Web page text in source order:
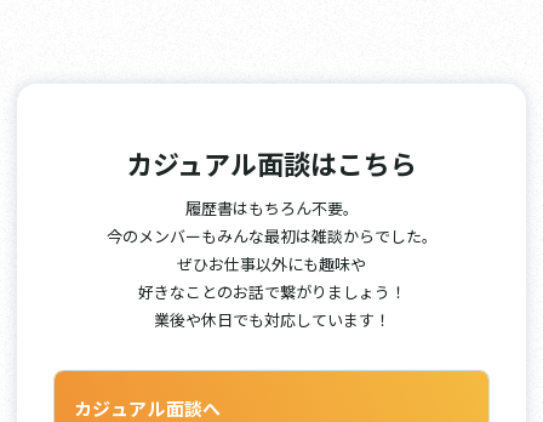
カジュアル面談はこちら
履歴書はもちろん不要。
今のメンバーもみんな最初は雑談からでした。
ぜひお仕事以外にも趣味や
好きなことのお話で繋がりましょう！
業後や休日でも対応しています！
カジュアル面談へ